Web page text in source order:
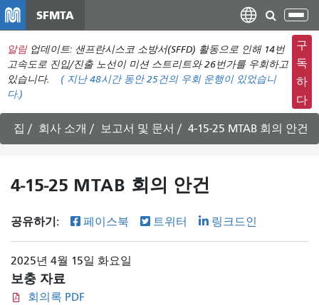
컨
텐
츠
건
너
뛰
SFMTA
탐
색
메
뉴
전
환
알림 업데이트: 샌프란시스코 소방서(SFFD) 활동으로 인해 14번
고속도로 진입/진출 노선이 미션 스트리트와 26번가를 우회하고
있습니다.
( 지난 48시간 동안25건의 우회 운행이 있었습니
다.)
구
독
하
다
집 회사 소개 보고서 및 문서 4-15-25 MTAB 회의 안건
4-15-25 MTAB 회의 안건
공유하기: 페이스북 트위터 링크드인
2025년 4월 15일 화요일
보충 자료
회의록 PDF